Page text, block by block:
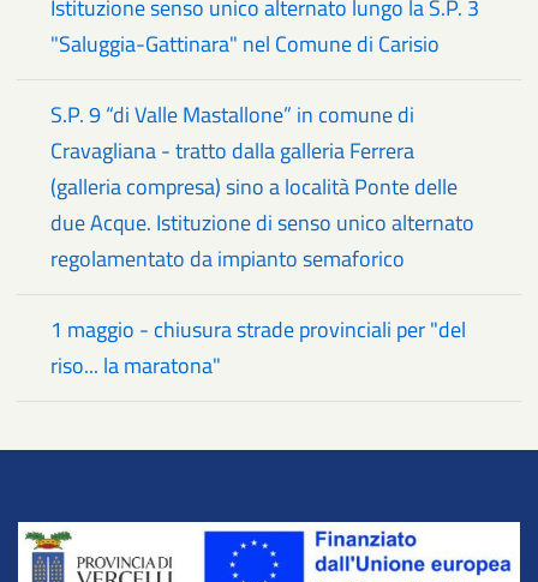
Istituzione senso unico alternato lungo la S.P. 3
"Saluggia-Gattinara" nel Comune di Carisio
S.P. 9 “di Valle Mastallone” in comune di
Cravagliana - tratto dalla galleria Ferrera
(galleria compresa) sino a località Ponte delle
due Acque. Istituzione di senso unico alternato
regolamentato da impianto semaforico
1 maggio - chiusura strade provinciali per "del
riso... la maratona"
Title